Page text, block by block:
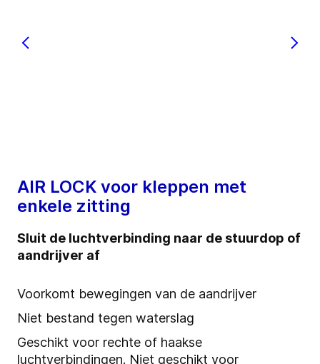
AIR LOCK voor kleppen met
enkele zitting
Sluit de luchtverbinding naar de stuurdop of
aandrijver af
Voorkomt bewegingen van de aandrijver
Niet bestand tegen waterslag
Geschikt voor rechte of haakse
luchtverbindingen. Niet geschikt voor